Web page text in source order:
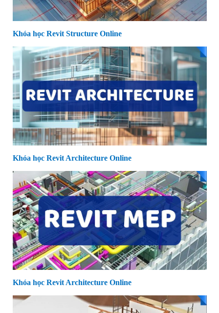
Khóa học Revit Structure Online
Khóa học Revit Architecture Online
Khóa học Revit Architecture Online